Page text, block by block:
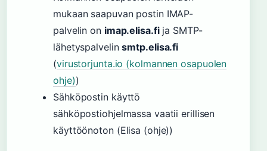
mukaan saapuvan postin IMAP-
palvelin on imap.elisa.fija SMTP-
lähetyspalvelinsmtp.elisa.fi
(virustorjunta.io (kolmannen osapuolen
ohje))
Sähköpostin käyttö
sähköpostiohjelmassa vaatii erillisen
käyttöönoton (Elisa (ohje))